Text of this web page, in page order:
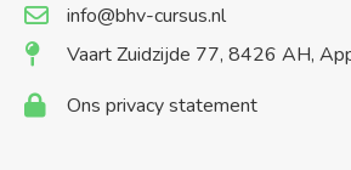
info@bhv-cursus.nl
Vaart Zuidzijde 77, 8426 AH,
Ons privacy statement